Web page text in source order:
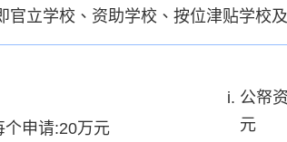
官立学校、资助学校、按位津贴学校
个申请:20万元
公帑
元